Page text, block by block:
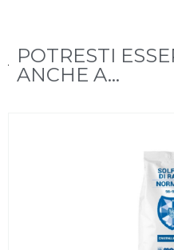
POTRESTI
ANCHE A...